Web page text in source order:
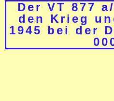
Der VT 877
den Krieg
1945 bei der